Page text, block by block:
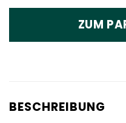
ZUM
BESCHREIBUNG